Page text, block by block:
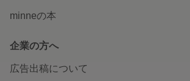
minneの本
企業の方へ
広告出稿について